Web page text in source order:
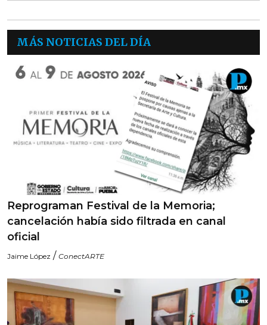
MÁS NOTICIAS DEL DÍA
Reprograman Festival de la Memoria;
cancelación había sido filtrada en canal
oficial
Jaime López / ConectARTE